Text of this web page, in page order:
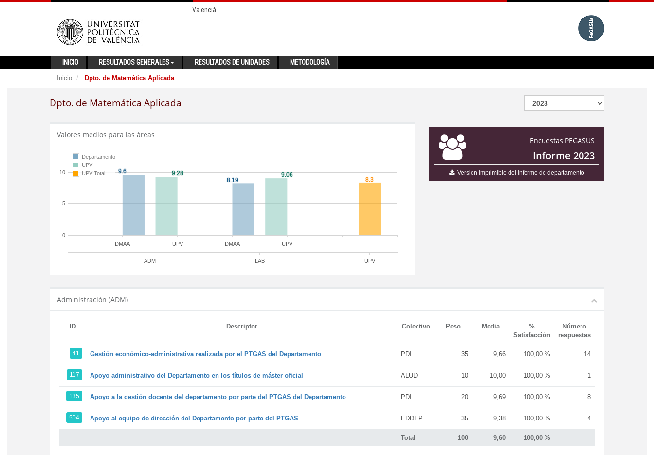
Valencià
INICIO RESULTADOS GENERALES RESULTADOS DE UNIDADES METODOLOGÍA
Inicio Dpto. de Matemática Aplicada
Dpto. de Matemática Aplicada
Encuestas PEGASUS
Informe 2023
Versión imprimible del informe de departamento
Valores medios para las áreas
DMAA DMAA
UPV UPV
ADM LAB UPV
0
5
10
Departamento
UPV
UPV Total
Administración (ADM)
ID Descriptor Colectivo Peso Media
%
Satisfacción
Número
respuestas
Total 100 9,60 100,00 %
41 Gestión económico-administrativa realizada por el PTGAS del Departamento PDI 35 9,66 100,00 % 14
117 Apoyo administrativo del Departamento en los títulos de máster oficial ALUD 10 10,00 100,00 % 1
135 Apoyo a la gestión docente del departamento por parte del PTGAS del Departamento PDI 20 9,69 100,00 % 8
504 Apoyo al equipo de dirección del Departamento por parte del PTGAS EDDEP 35 9,38 100,00 % 4